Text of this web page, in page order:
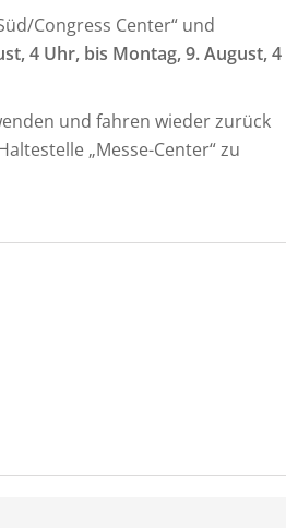
Congress Center“ und
4 Uhr, bis Montag, 9. August, 4
und fahren wieder zurück
„Messe-Center“ zu